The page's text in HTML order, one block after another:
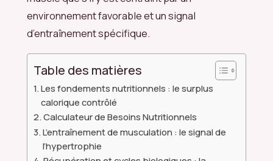
environnement favorable et un signal
d’entraînement spécifique.
Table des matières
Les fondements nutritionnels : le surplus
calorique contrôlé
Calculateur de Besoins Nutritionnels
L’entraînement de musculation : le signal de
l’hypertrophie